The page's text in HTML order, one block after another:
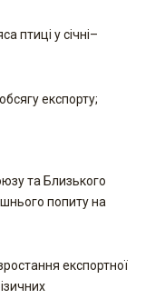
птиці у січні–
експорту;
та Близького
попиту на
експортної